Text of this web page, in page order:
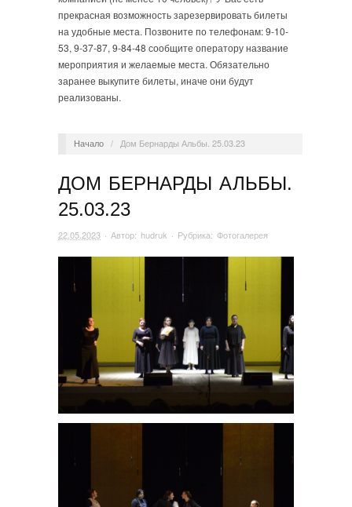
прекрасная возможность зарезервировать билеты
на удобные места. Позвоните по телефонам: 9-10-
53, 9-37-87, 9-84-48 сообщите оператору название
мероприятия и желаемые места. Обязательно
заранее выкупите билеты, иначе они будут
реализованы.
Начало / Дом Бернарды Альбы. 25.03.23
ДОМ БЕРНАРДЫ АЛЬБЫ.
25.03.23
22.05.2023 · Автор: hudruk · Рубрика: Фотогалерея